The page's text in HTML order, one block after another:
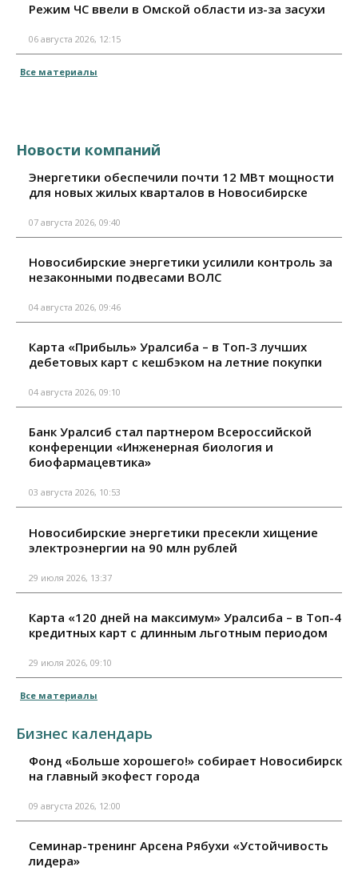
Режим ЧС ввели в Омской области из-за засухи
06 августа 2026, 12:15
Все материалы
Новости компаний
Энергетики обеспечили почти 12 МВт мощности
для новых жилых кварталов в Новосибирске
07 августа 2026, 09:40
Новосибирские энергетики усилили контроль за
незаконными подвесами ВОЛС
04 августа 2026, 09:46
Карта «Прибыль» Уралсиба – в Топ-3 лучших
дебетовых карт с кешбэком на летние покупки
04 августа 2026, 09:10
Банк Уралсиб стал партнером Всероссийской
конференции «Инженерная биология и
биофармацевтика»
03 августа 2026, 10:53
Новосибирские энергетики пресекли хищение
электроэнергии на 90 млн рублей
29 июля 2026, 13:37
Карта «120 дней на максимум» Уралсиба – в Топ-4
кредитных карт с длинным льготным периодом
29 июля 2026, 09:10
Все материалы
Бизнес календарь
Фонд «Больше хорошего!» собирает Новосибирск
на главный экофест города
09 августа 2026, 12:00
Семинар-тренинг Арсена Рябухи «Устойчивость
лидера»